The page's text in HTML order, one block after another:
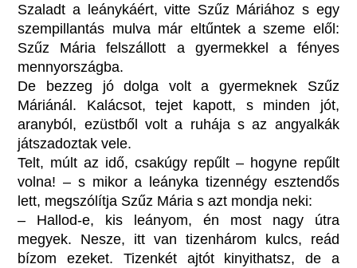
Szaladt a leánykáért, vitte Szűz Máriához s egy
szempillantás mulva már eltűntek a szeme elől:
Szűz Mária felszállott a gyermekkel a fényes
mennyországba.
De bezzeg jó dolga volt a gyermeknek Szűz
Máriánál. Kalácsot, tejet kapott, s minden jót,
aranyból, ezüstből volt a ruhája s az angyalkák
játszadoztak vele.
Telt, múlt az idő, csakúgy repűlt – hogyne repűlt
volna! – s mikor a leányka tizennégy esztendős
lett, megszólítja Szűz Mária s azt mondja neki:
– Hallod-e, kis leányom, én most nagy útra
megyek. Nesze, itt van tizenhárom kulcs, reád
bízom ezeket. Tizenkét ajtót kinyithatsz, de a